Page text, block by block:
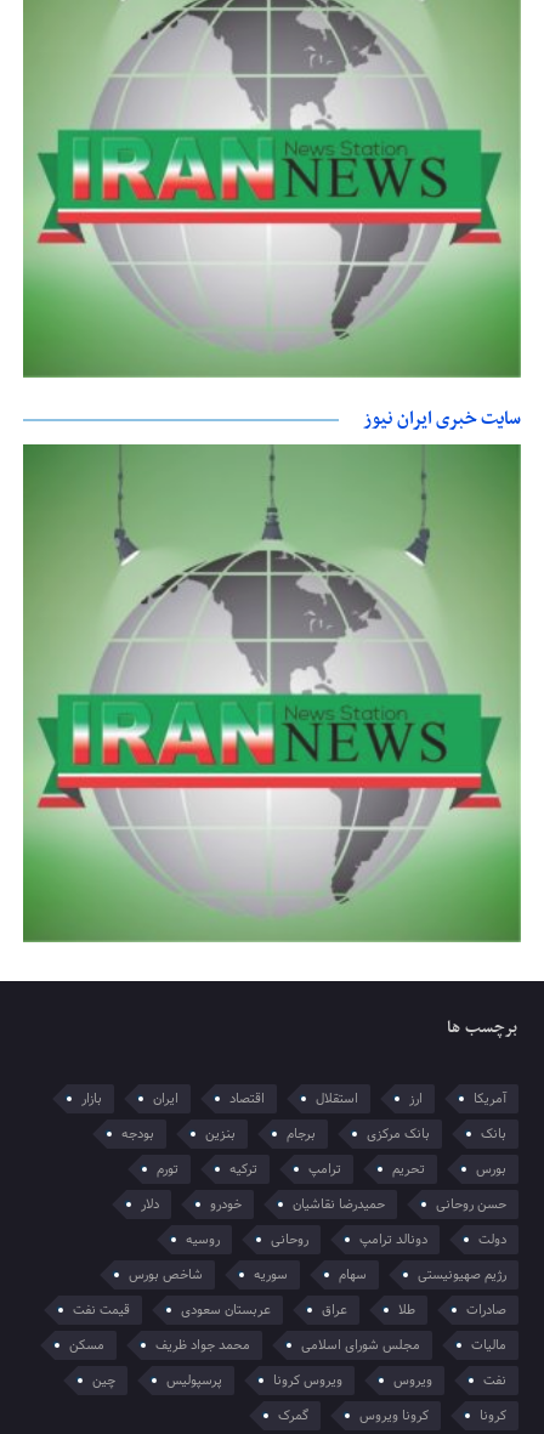
سایت خبری ایران نیوز
برچسب ها
آمریکا ارز استقلال اقتصاد ایران
بازار
بانک
بانک مرکزی برجام بنزین
بودجه
بورس
تحریم ترامپ ترکیه
تورم
حسن روحانی
حمیدرضا نقاشیان خودرو
دلار
دولت
دونالد ترامپ روحانی
روسیه
رژیم صهیونیستی
سهام سوریه
شاخص بورس
صادرات
طلا عراق عربستان سعودی
قیمت نفت
مالیات
مجلس شورای اسلامی محمد جواد ظریف
مسکن
نفت
ویروس ویروس کرونا پرسپولیس
چین
کرونا
کرونا ویروس گمرک